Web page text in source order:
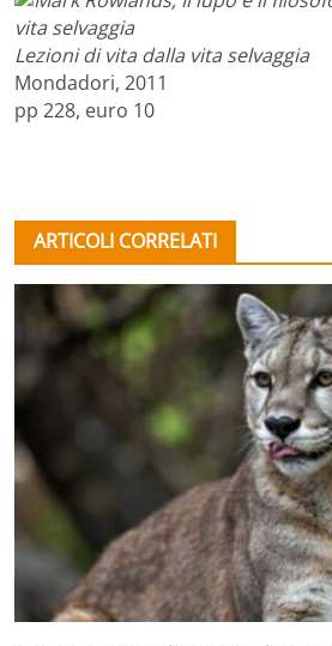
Lezioni di vita dalla vita selvaggia
Mondadori, 2011
pp 228, euro 10
ARTICOLI CORRELATI